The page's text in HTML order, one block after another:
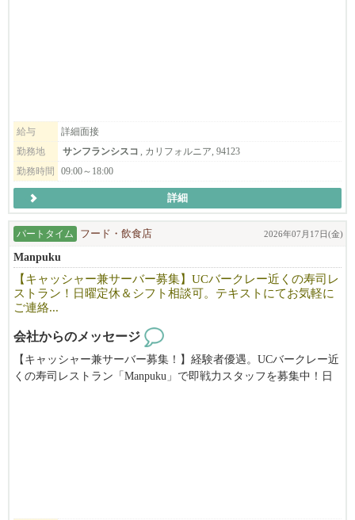
住居紹介サポートあり
◆応募要件
店長・マネージャー（管理職）としての経験有り
ビザの発給も条件つきで、こちらでサポートします。
応募者の方の状況によっても、スケジュールや条件等合わせる事
が出来るかと思います。
出来る限りスムーズに赴任出来るよう手助けするので、まずはお
気軽にご相談ください。
給与
詳細面接
勤務地
サンフランシスコ , カリフォルニア, 94123
勤務時間
09:00～18:00
詳細
パートタイム フード・飲食店 2026年07月17日(金)
Manpuku
【キャッシャー兼サーバー募集】UCバークレー近くの寿司レ
ストラン！日曜定休＆シフト相談可。テキストにてお気軽に
ご連絡...
会社からのメッセージ
【キャッシャー兼サーバー募集！】経験者優遇。UCバークレー近
くの寿司レストラン「Manpuku」で即戦力スタッフを募集中！日